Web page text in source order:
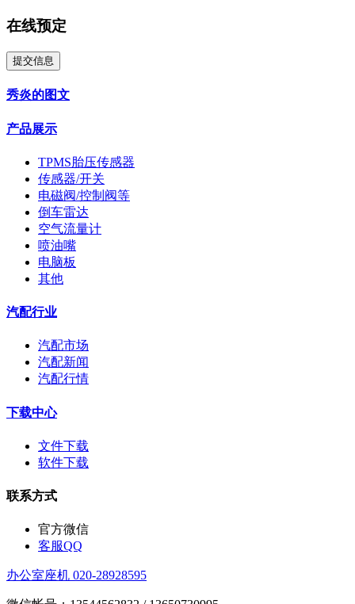
在线预定
提交信息
秀炎的图文
产品展示
TPMS胎压传感器
传感器/开关
电磁阀/控制阀等
倒车雷达
空气流量计
喷油嘴
电脑板
其他
汽配行业
汽配市场
汽配新闻
汽配行情
下载中心
文件下载
软件下载
联系方式
官方微信
客服QQ
办公室座机 020-28928595